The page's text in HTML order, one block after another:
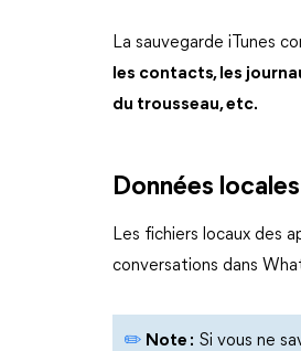
La sauvegarde iTunes
les contacts, les
du trousseau, etc.
Données
Les fichiers locaux des
conversations dans
✏️ Note : Si vous ne